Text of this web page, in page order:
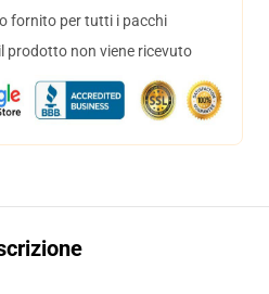
fornito per tutti i pacchi
prodotto non viene ricevuto